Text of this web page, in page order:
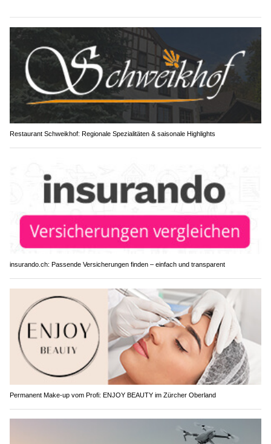
Restaurant Schweikhof: Regionale Spezialitäten & saisonale Highlights
insurando.ch: Passende Versicherungen finden – einfach und transparent
Permanent Make-up vom Profi: ENJOY BEAUTY im Zürcher Oberland